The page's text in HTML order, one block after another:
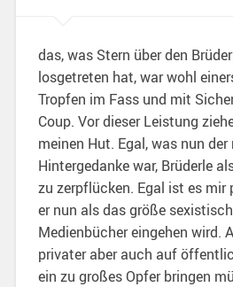
das, was Stern über den
losgetreten hat, war wohl
Tropfen im Fass und mit
Coup. Vor dieser Leistung
meinen Hut. Egal, was nun
Hintergedanke war, Brüderle
zu zerpflücken. Egal ist es mir
er nun als das größe
Medienbücher eingehen wird.
privater aber auch auf
ein zu großes Opfer bringen